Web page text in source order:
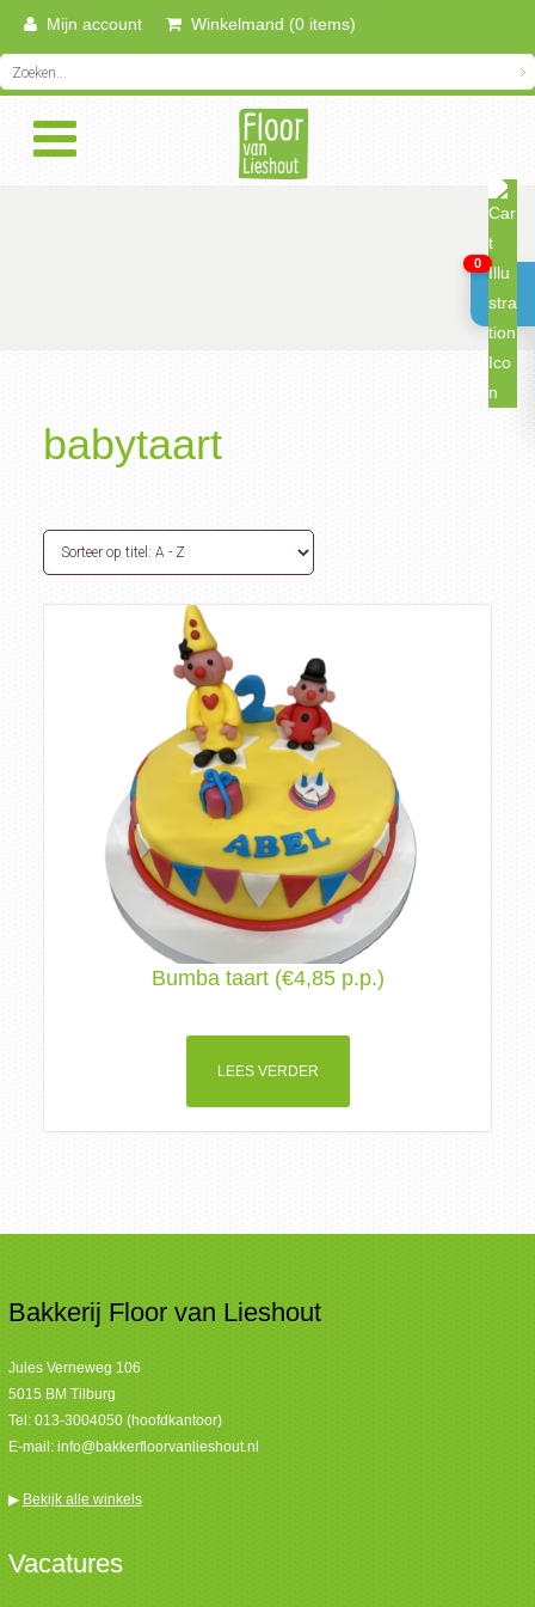
Mijn account Winkelmand (0 items)
babytaart
Bumba taart (€4,85 p.p.)
LEES VERDER
Bakkerij Floor van Lieshout
Jules Verneweg 106
5015 BM Tilburg
Tel: 013-3004050 (hoofdkantoor)
E-mail: info@bakkerfloorvanlieshout.nl
▶ Bekijk alle winkels
Vacatures
0